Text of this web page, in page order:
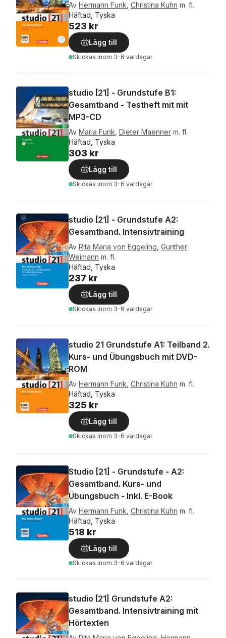
Av Hermann Funk Christina Kuhn m. fl.
Häftad, Tyska
523 kr
Lägg till
Skickas inom 3-6 vardagar
studio [21] - Grundstufe B1:
Gesamtband - Testheft mit mit
MP3-CD
Av Maria Funk Dieter Maenner m. fl.
Häftad, Tyska
303 kr
Lägg till
Skickas inom 3-6 vardagar
studio [21] - Grundstufe A2:
Gesamtband. Intensivtraining
Av Rita Maria von Eggeling Gunther
Weimann m. fl.
Häftad, Tyska
237 kr
Lägg till
Skickas inom 3-6 vardagar
studio 21 Grundstufe A1: Teilband 2.
Kurs- und Übungsbuch mit DVD-
ROM
Av Hermann Funk Christina Kuhn m. fl.
Häftad, Tyska
325 kr
Lägg till
Skickas inom 3-6 vardagar
Studio [21] - Grundstufe - A2:
Gesamtband. Kurs- und
Übungsbuch - Inkl. E-Book
Av Hermann Funk Christina Kuhn m. fl.
Häftad, Tyska
518 kr
Lägg till
Skickas inom 3-6 vardagar
studio [21] Grundstufe A2:
Gesamtband. Intensivtraining mit
Hörtexten